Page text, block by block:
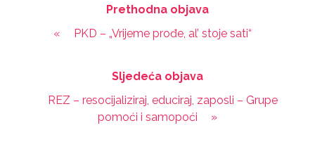
Prethodna objava
«
PKD – „Vrijeme prođe, al’ stoje sati“
Sljedeća objava
REZ – resocijaliziraj, educiraj, zaposli – Grupe
pomoći i samopoći
»